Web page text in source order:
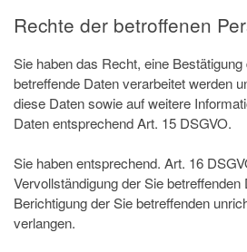
Rechte der betroffenen
Sie haben das Recht, eine
betreffende Daten verarbeitet werden
diese Daten sowie auf weitere
Daten entsprechend Art. 15 DSGVO.
Sie haben entsprechend. Art. 16
Vervollständigung der Sie betreffenden
Berichtigung der Sie betreffenden
verlangen.